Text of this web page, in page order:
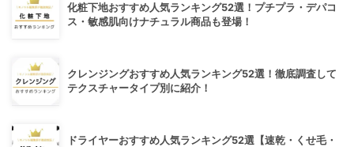
化粧下地おすすめ人気ランキング52選！プチプラ・デパコ
ス・敏感肌向けナチュラル商品も登場！
クレンジングおすすめ人気ランキング52選！徹底調査して
テクスチャータイプ別に紹介！
ドライヤーおすすめ人気ランキング52選【速乾・くせ毛・